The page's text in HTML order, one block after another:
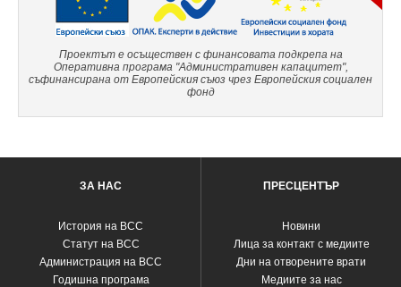
Проектът е осъществен с финансовата подкрепа на
Оперативна програма "Административен капацитет",
съфинансирана от Европейския съюз чрез Европейския социален
фонд
ЗА НАС
История на ВСС
Статут на ВСС
Администрация на ВСС
Годишна програма
ПРЕСЦЕНТЪР
Новини
Лица за контакт с медиите
Дни на отворените врати
Медиите за нас